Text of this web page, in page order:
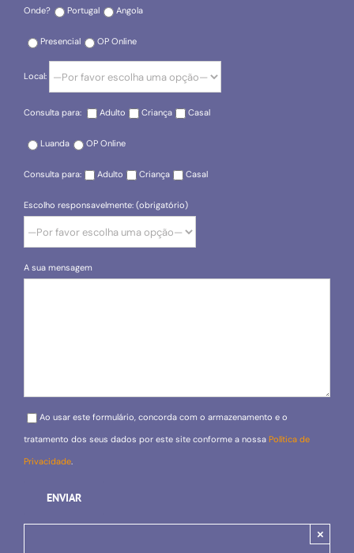
Onde? Portugal Angola
Presencial OP Online
Local:
Consulta para: Adulto Criança Casal
Luanda OP Online
Consulta para: Adulto Criança Casal
Escolho responsavelmente: (obrigatório)
A sua mensagem
Please leave this field empty.
Ao usar este formulário, concorda com o armazenamento e o
tratamento dos seus dados por este site conforme a nossa Política de
Privacidade.
×